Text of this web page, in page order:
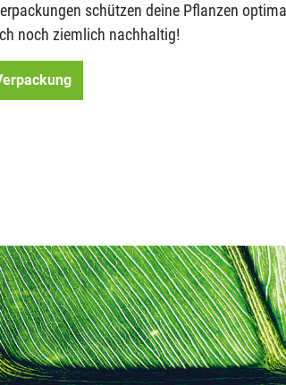
schützen deine Pflanzen
noch ziemlich nachhaltig!